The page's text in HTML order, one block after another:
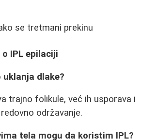
se tretmani prekinu
IPL epilaciji
uklanja dlake?
trajno folikule, već ih usporava i
održavanje.
tela mogu da koristim IPL?